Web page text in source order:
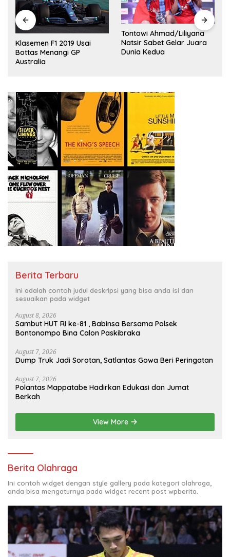
Klasemen F1 2019 Usai
Bottas Menangi GP
Australia
Tontowi Ahmad/Liliyana
Natsir Sabet Gelar Juara
Dunia Kedua
Berita Terbaru
Ini adalah contoh judul deskripsi yang bisa anda isi dan
sesuaikan pada widget
August 8, 2026
Sambut HUT RI ke-81 , Babinsa Bersama Polsek
August 7, 2026
Dump Truk Jadi Sorotan, Satlantas Gowa Beri Peringatan
August 7, 2026
Polantas Mappatabe Hadirkan Edukasi dan Jumat
Berkah
View More
Berita Olahraga
Ini contoh widget dengan style gallery pada kategori olahraga,
anda bisa mengaturnya pada widget recent post wpberita.